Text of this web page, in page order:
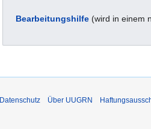
Bearbeitungshilfe (wird in einem
Datenschutz Über UUGRN